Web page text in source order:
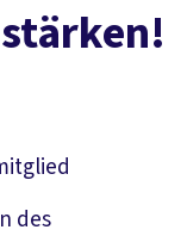
des